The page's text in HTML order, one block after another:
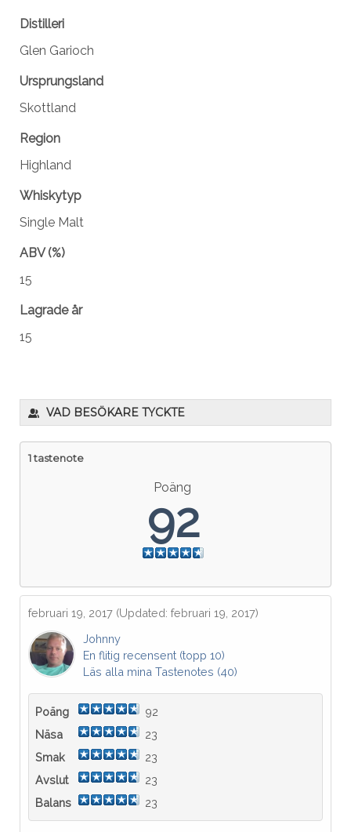
Distilleri
Glen Garioch
Ursprungsland
Skottland
Region
Highland
Whiskytyp
Single Malt
ABV (%)
15
Lagrade år
15
VAD BESÖKARE TYCKTE
1 tastenote
Poäng
92
februari 19, 2017 (Updated: februari 19, 2017)
Johnny
En flitig recensent (topp 10)
Läs alla mina Tastenotes (40)
Poäng
92
Näsa
23
Smak
23
Avslut
23
Balans
23